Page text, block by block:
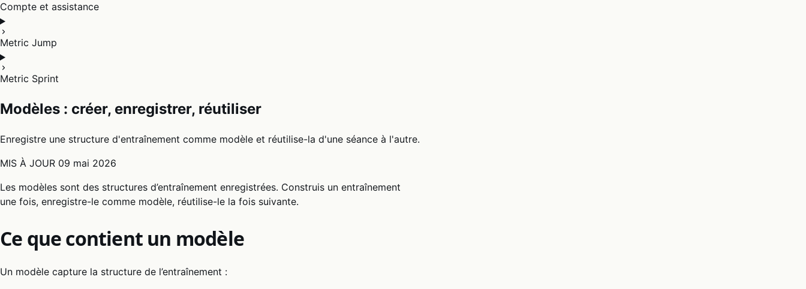
Compte et assistance
Metric Jump
Metric Sprint
Modèles : créer, enregistrer, réutiliser
Enregistre une structure d'entraînement comme modèle et réutilise-la d'une séance à l'autre.
MIS À JOUR 09 mai 2026
Les modèles sont des structures d’entraînement enregistrées. Construis un entraînement
une fois, enregistre-le comme modèle, réutilise-le la fois suivante.
Ce que contient un modèle
Un modèle capture la structure de l’entraînement :